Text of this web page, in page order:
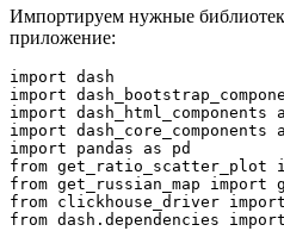
Импортируем нужные
приложение:
import dash
import
import dash_html_components
import dash_core_components
import pandas as pd
from get_ratio_scatter_plot
from get_russian_map import
from clickhouse_driver
from dash.dependencies